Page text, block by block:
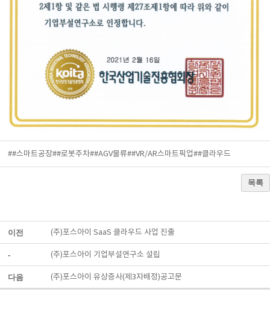
##스마트공장##로봇주차##AGV물류##VR/AR스마트픽업##클라우드
목록
이전 (주)포스아이 SaaS 클라우드 사업 진출
- (주)포스아이 기업부설연구소 설립
다음 (주)포스아이 유상증사(제3자배정)공고문